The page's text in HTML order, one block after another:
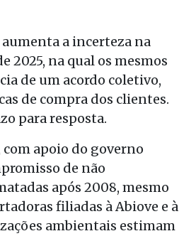
a incerteza na
2025, na qual os mesmos
de um acordo coletivo,
de compra dos clientes.
para resposta.
apoio do governo
de não
após 2008, mesmo
filiadas à Abiove e à
ambientais estimam